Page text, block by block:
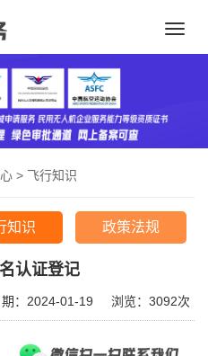
> 飞行知识
知识 政策法规
认证登记
期：2024-01-19 浏览： 3092次